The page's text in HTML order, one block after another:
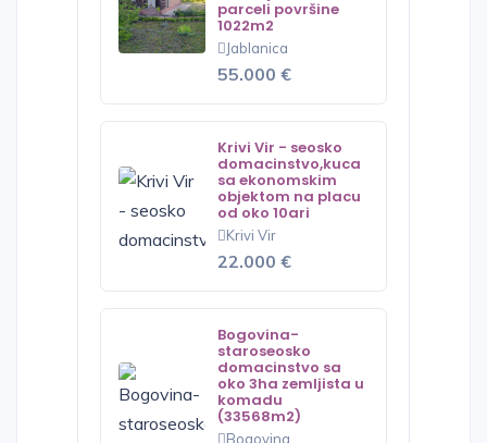
parceli površine
1022m2
Jablanica
55.000 €
Krivi Vir - seosko
domacinstvo,kuca
sa ekonomskim
objektom na placu
od oko 10ari
Krivi Vir
22.000 €
Bogovina-
staroseosko
domacinstvo sa
oko 3ha zemljista u
komadu
(33568m2)
Bogovina